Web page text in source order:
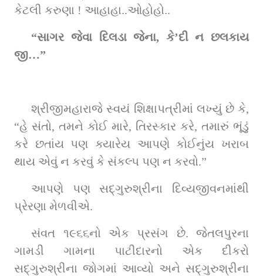
કેટલી કરુણા ! આહાહા..ઓહોહો..
“સાગર જેવા દિલડા જેના, કે’દી ન છલકાય
જી…”
શ્રીજીમહારાજે સ્વયં શિક્ષાપત્રીમાં લખ્યું છે કે,
“હે સંતો, તમને કોઈ મારે, તિરસ્કાર કરે, તમારું ભૂંડું
કરે છતાંય પણ ક્યારેય આપણે કોઈનુંય ખરાબ
થાય એવું ન કરવું કે સંકલ્પ પણ ન કરવો.”
આપણે પણ સદ્‌ગુરુશ્રીના દિવ્યજીવનમાંથી
પ્રેરણા મેળવીએ.
સંવત ૧૯૬૬નો એક પ્રસંગ છે. જેતલપુરના
ગામડી ગામના પાટીદારનો એક દીકરો
સદ્‌ગુરુશ્રીના જોગમાં આવ્યો અને સદ્‌ગુરુશ્રીના